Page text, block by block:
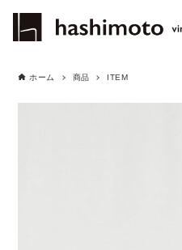
ホーム 商品 ITEM